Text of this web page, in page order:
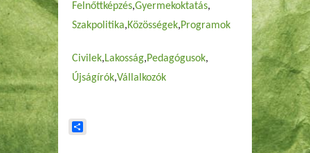
Felnőttképzés Gyermekoktatás
Szakpolitika Közösségek Programok
Civilek Lakosság Pedagógusok
Újságírók Vállalkozók